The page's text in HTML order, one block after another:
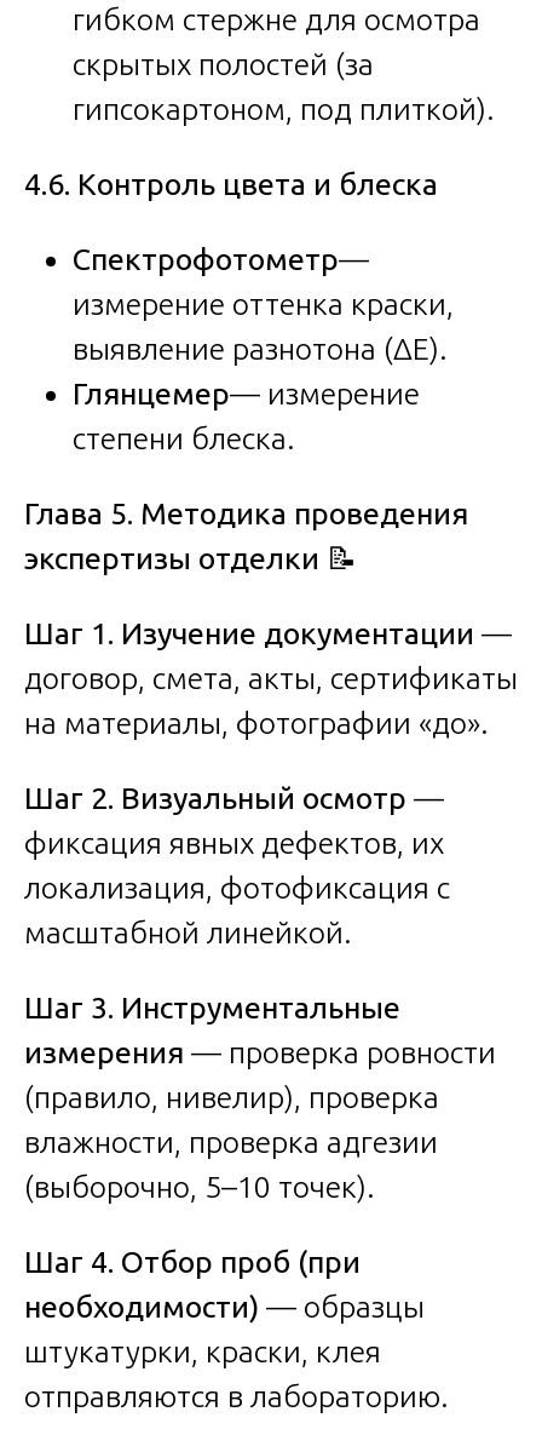
гибком стержне для осмотра
скрытых полостей (за
гипсокартоном, под плиткой).
4.6. Контроль цвета и блеска
Спектрофотометр—
измерение оттенка краски,
выявление разнотона (ΔE).
Глянцемер— измерение
степени блеска.
Глава 5. Методика проведения
экспертизы отделки 📝
Шаг 1. Изучение документации —
договор, смета, акты, сертификаты
на материалы, фотографии «до».
Шаг 2. Визуальный осмотр —
фиксация явных дефектов, их
локализация, фотофиксация с
масштабной линейкой.
Шаг 3. Инструментальные
измерения — проверка ровности
(правило, нивелир), проверка
влажности, проверка адгезии
(выборочно, 5–10 точек).
Шаг 4. Отбор проб (при
необходимости) — образцы
штукатурки, краски, клея
отправляются в лабораторию.